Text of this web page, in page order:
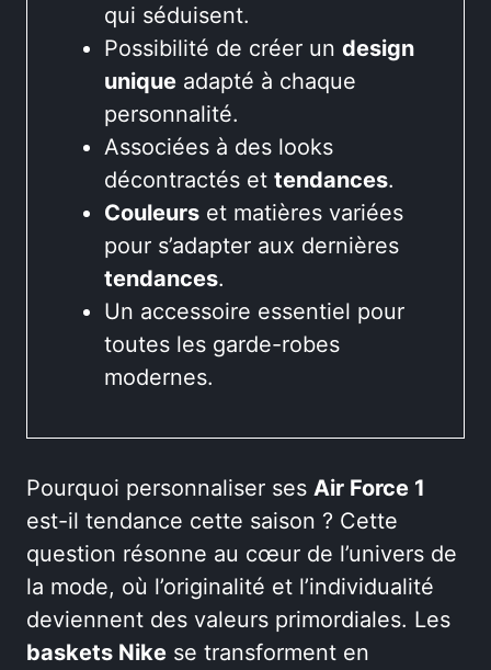
qui séduisent.
Possibilité de créer un design
unique adapté à chaque
personnalité.
Associées à des looks
décontractés et tendances.
Couleurs et matières variées
pour s’adapter aux dernières
tendances.
Un accessoire essentiel pour
toutes les garde-robes
modernes.
Pourquoi personnaliser ses Air Force 1
est-il tendance cette saison ? Cette
question résonne au cœur de l’univers de
la mode, où l’originalité et l’individualité
deviennent des valeurs primordiales. Les
baskets Nike se transforment en